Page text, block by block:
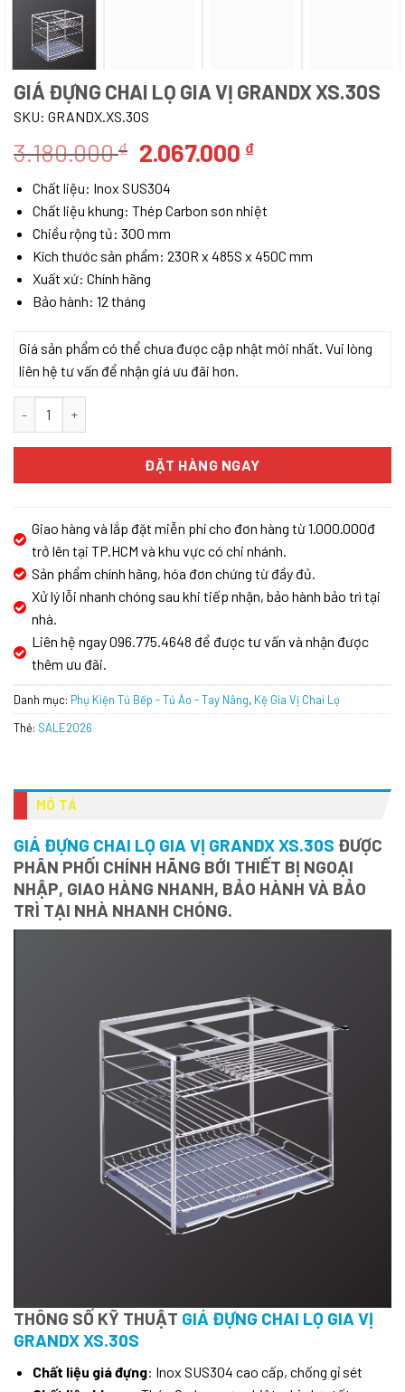
GIÁ ĐỰNG CHAI LỌ GIA VỊ GRANDX XS.30S
SKU: GRANDX.XS.30S
3.180.000₫ Giá
là:
3.180.000 ₫.
2.067.000 ₫Giá
tại
là:
2.067.000 ₫.
Chất liệu: Inox SUS304
Chất liệu khung: Thép Carbon sơn nhiệt
Chiều rộng tủ: 300 mm
Kích thước sản phẩm: 230R x 485S x 450C mm
Xuất xứ: Chính hãng
Bảo hành: 12 tháng
Giá sản phẩm có thể chưa được cập nhật mới nhất. Vui lòng
liên hệ tư vấn để nhận giá ưu đãi hơn.
ĐẶT HÀNG NGAY
Giao hàng và lắp đặt miễn phí cho đơn hàng từ 1.000.000đ
trở lên tại TP.HCM và khu vực có chi nhánh.
Sản phẩm chính hãng, hóa đơn chứng từ đầy đủ.
Xử lý lỗi nhanh chóng sau khi tiếp nhận, bảo hành bảo trì tại
nhà.
Liên hệ ngay 096.775.4648 để được tư vấn và nhận được
thêm ưu đãi.
Danh mục: Phụ Kiện Tủ Bếp - Tủ Áo - Tay Nâng, Kệ Gia Vị Chai Lọ
Thẻ: SALE2026
MÔ TẢ
GIÁ ĐỰNG CHAI LỌ GIA VỊ GRANDX XS.30S ĐƯỢC
PHÂN PHỐI CHÍNH HÃNG BỚI THIẾT BỊ NGOẠI
NHẬP, GIAO HÀNG NHANH, BẢO HÀNH VÀ BẢO
TRÌ TẠI NHÀ NHANH CHÓNG.
THÔNG SỐ KỸ THUẬT GIÁ ĐỰNG CHAI LỌ GIA VỊ
GRANDX XS.30S
Chất liệu giá đựng: Inox SUS304 cao cấp, chống gỉ sét